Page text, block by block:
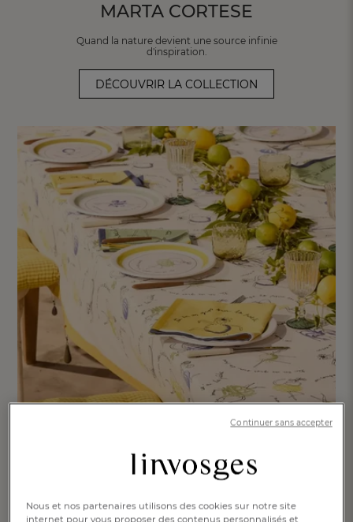
MARTA CORTESE
Quand la nature devient une source infinie
d'inspiration.
DÉCOUVRIR LA COLLECTION
Nous et nos partenaires utilisons des cookies sur notre site
internet pour vous proposer des contenus personnalisés et
Continuer sans accepter